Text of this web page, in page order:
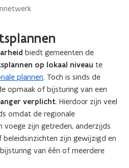
biedt gemeenten de
op lokaal niveau te
plannen. Toch is sinds de
opmaak of bijsturing van een
verplicht. Hierdoor zijn veel
omdat de regionale
voege zijn getreden, anderzijds
zijn gewijzigd en
van één of meerdere